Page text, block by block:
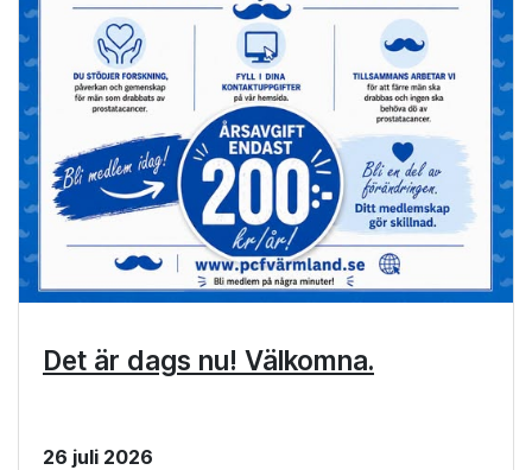
Det är dags nu! Välkomna.
26 juli 2026